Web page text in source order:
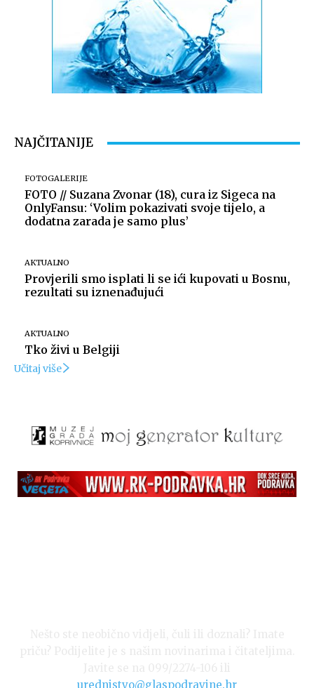
NAJČITANIJE
FOTOGALERIJE
FOTO // Suzana Zvonar (18), cura iz Sigeca na
OnlyFansu: ‘Volim pokazivati svoje tijelo, a
dodatna zarada je samo plus’
AKTUALNO
Provjerili smo isplati li se ići kupovati u Bosnu,
rezultati su iznenađujući
AKTUALNO
Tko živi u Belgiji
Učitaj više
urednistvo@glaspodravine.hr